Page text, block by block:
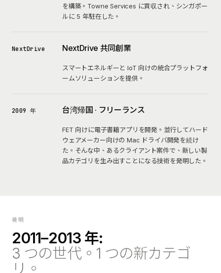
を構築。Towne Services に買収され、シンガポー
ルに 5 年駐在した。
NextDrive NextDrive 共同創業
スマートエネルギーと IoT 向けの統合プラットフォ
ームソリューションを提供。
2009 年 台湾帰国 · フリーランス
FET 向けに電子書籍アプリを開発。並行してハード
ウェアメーカー向けの Mac ドライバ開発を続け
た。そんな中、あるクライアント案件で、新しい製
品カテゴリを生み出すことになる技術を発明した。
発明
2011–2013 年:
3 つの世代。1 つの新カテゴ
リ。